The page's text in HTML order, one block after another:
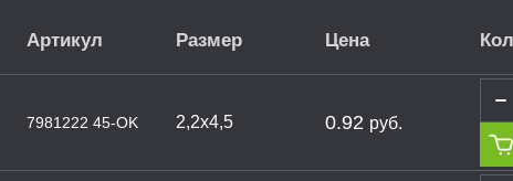
Артикул Размер Цена
7981222 45-OK 2,2х4,5 0.92 руб.